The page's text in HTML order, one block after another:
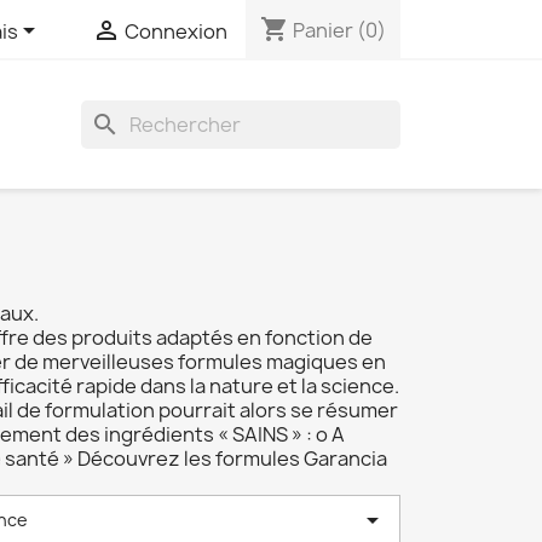
  Connexion shopping_cart Panier (0)
search
des produits adaptés en fonction de
de merveilleuses formules magiques en
rapide dans la nature et la science.
de formulation pourrait alors se résumer
des ingrédients « SAINS » : o A
» Découvrez les formules Garancia
